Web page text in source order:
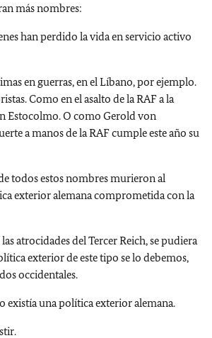
más nombres:
han perdido la vida en servicio activo
en guerras, en el Líbano, por ejemplo.
Como en el asalto de la RAF a la
Estocolmo. O como Gerold von
a manos de la RAF cumple este año su
todos estos nombres murieron al
exterior alemana comprometida con la
atrocidades del Tercer Reich, se pudiera
exterior de este tipo se lo debemos,
occidentales.
existía una política exterior alemana.